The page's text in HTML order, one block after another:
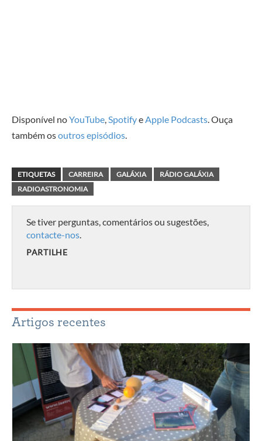
Disponível noYouTube,SpotifyeApple Podcasts. Ouça
também osoutros episódios.
ETIQUETAS CARREIRA GALÁXIA
RÁDIO GALÁXIA
RADIOASTRONOMIA
Se tiver perguntas, comentários ou sugestões,
contacte-nos.
PARTILHE
Artigos recentes